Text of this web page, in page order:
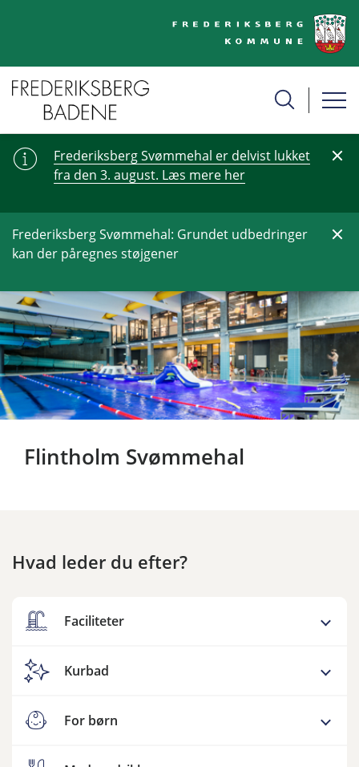
Frederiksberg Svømmehal er delvist lukket
fra den 3. august. Læs mere her
Frederiksberg Svømmehal: Grundet udbedringer
kan der påregnes støjgener
Flintholm Svømmehal
Hvad leder du efter?
Faciliteter
Kurbad
For børn